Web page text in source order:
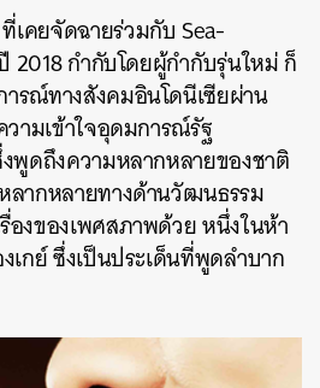
เคยจัดฉายร่วมกับ Sea-
2018 กำกับโดยผู้กำกับรุ่นใหม่ ก็
ารณ์ทางสังคมอินโดนีเซียผ่าน
วามเข้าใจอุดมการณ์รัฐ
พูดถึงความหลากหลายของชาติ
ลากหลายทางด้านวัฒนธรรม
องของเพศสภาพด้วย หนึ่งในห้า
เกย์ ซึ่งเป็นประเด็นที่พูดลำบาก